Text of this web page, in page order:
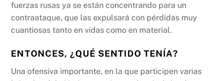
fuerzas rusas ya se están concentrando para un
contraataque, que las expulsará con pérdidas muy
cuantiosas tanto en vidas como en material.
ENTONCES, ¿QUÉ SENTIDO TENÍA?
Una ofensiva importante, en la que participen varias